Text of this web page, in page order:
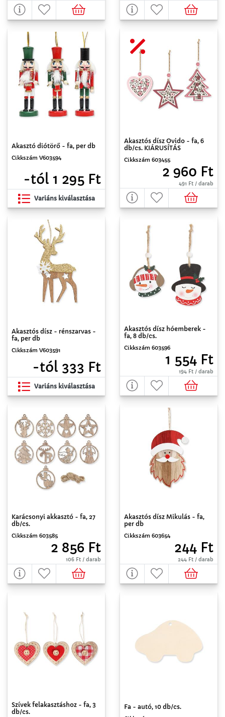
Akasztó diótörő - fa, per db
Cikkszám V603594
-tól 1 295 Ft
Variáns kiválasztása
Akasztós dísz Ovido - fa, 6
db/cs. KIÁRUSÍTÁS
Cikkszám 603455
2 960 Ft
491 Ft / darab
Akasztós dísz - rénszarvas -
fa, per db
Cikkszám V603591
-tól 333 Ft
Variáns kiválasztása
Akasztós dísz hóemberek -
fa, 8 db/cs.
Cikkszám 603596
1 554 Ft
194 Ft / darab
Karácsonyi akkasztó - fa, 27
db/cs.
Cikkszám 603585
2 856 Ft
106 Ft / darab
Akasztós dísz Mikulás - fa,
per db
Cikkszám 603654
244 Ft
244 Ft / darab
Szívek felakasztáshoz - fa, 3
db/cs.
Fa - autó, 10 db/cs.